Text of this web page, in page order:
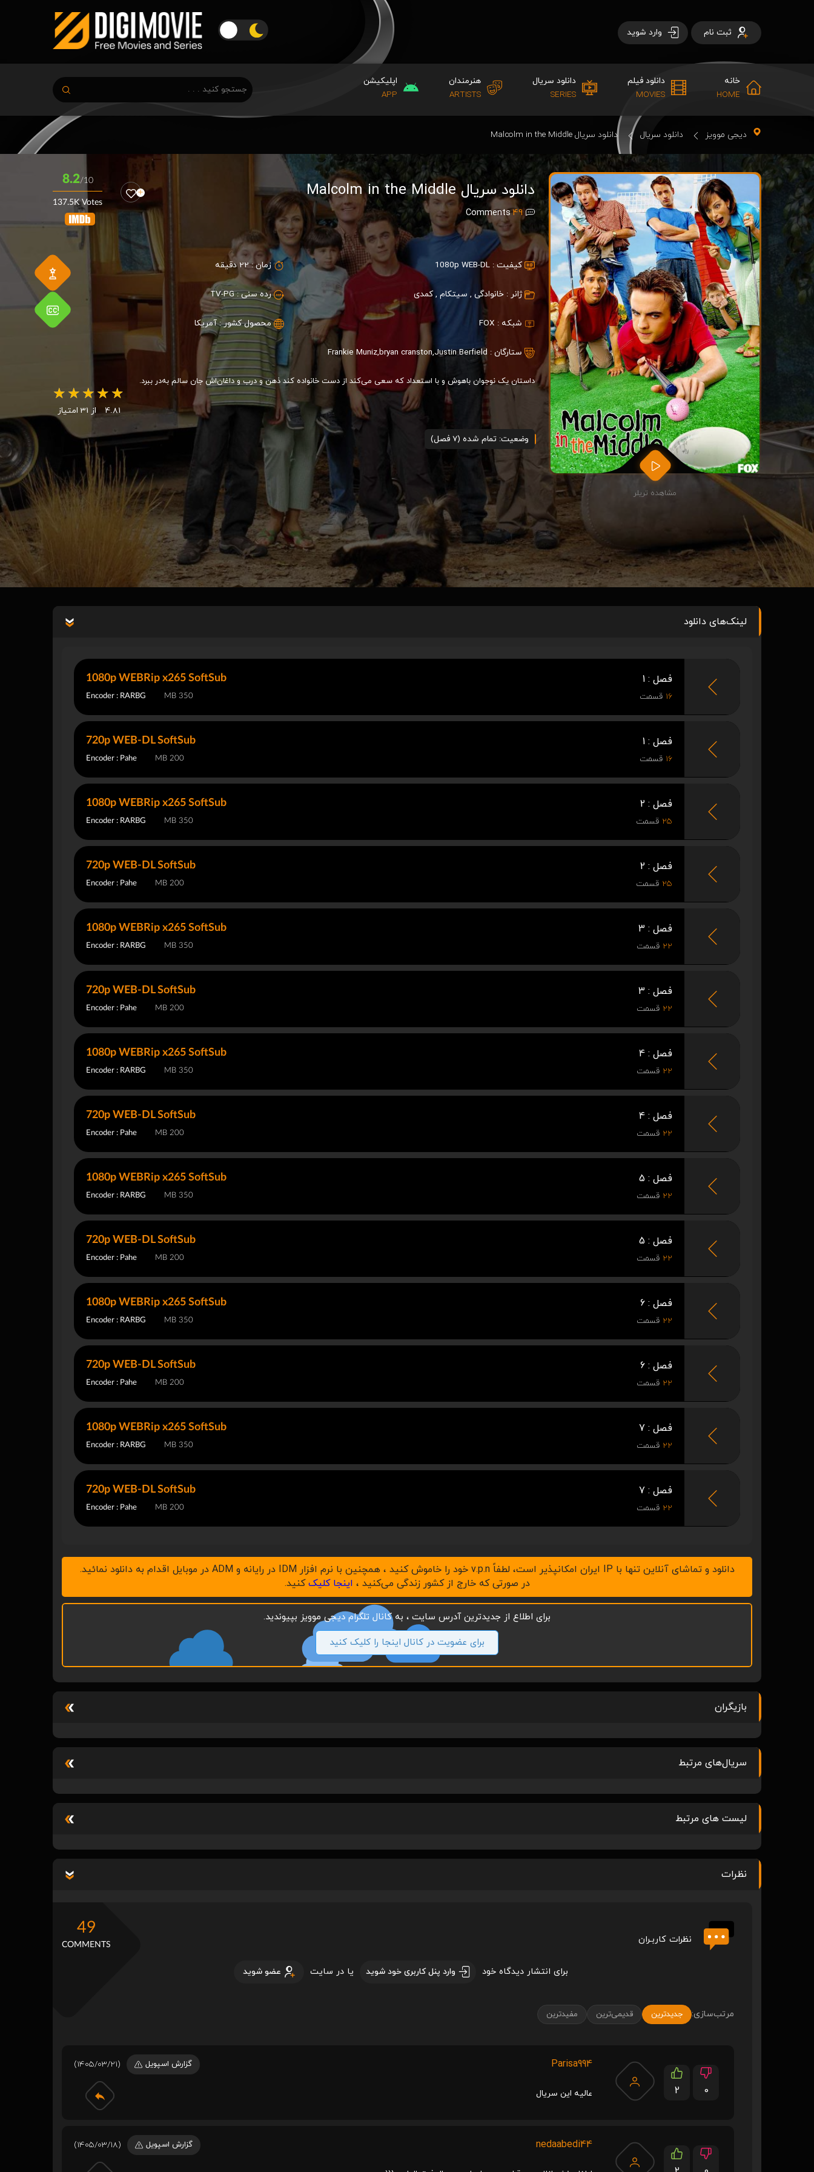
ثبت نام وارد شوید
خانه
HOME
دانلود فیلم
MOVIES
دانلود سریال
SERIES
هنرمندان
ARTISTS
اپلیکیشن
APP
دیجی موویز دانلود سریال دانلود سریال Malcolm in the Middle
مشاهده تریلر
8.2/10
137.5K Votes
دانلود سریال Malcolm in the Middle
49
Comments
کیفیت : 1080p WEB-DL زمان : 22 دقیقه
ژانر : خانوادگی , سیتکام ,کمدی رده سنی : TV-PG
شبکه : FOX محصول کشور : آمریکا
ستارگان : Frankie Muniz,bryan cranston,Justin Berfield
داستان یک نوجوان باهوش و با استعداد که سعی می‌کند از دست خانواده کند ذهن و درب و داغان‌اش جان سالم به‌در ببرد.
4.81 از 31 امتیاز
وضعیت: تمام شده (7 فصل)
لینک‌های دانلود
فصل : 1
16 قسمت
1080p WEBRip x265 SoftSub
Encoder : RARBG 350 MB
فصل : 1
16 قسمت
720p WEB-DL SoftSub
Encoder : Pahe 200 MB
فصل : 2
25 قسمت
1080p WEBRip x265 SoftSub
Encoder : RARBG 350 MB
فصل : 2
25 قسمت
720p WEB-DL SoftSub
Encoder : Pahe 200 MB
فصل : 3
22 قسمت
1080p WEBRip x265 SoftSub
Encoder : RARBG 350 MB
فصل : 3
22 قسمت
720p WEB-DL SoftSub
Encoder : Pahe 200 MB
فصل : 4
22 قسمت
1080p WEBRip x265 SoftSub
Encoder : RARBG 350 MB
فصل : 4
22 قسمت
720p WEB-DL SoftSub
Encoder : Pahe 200 MB
فصل : 5
22 قسمت
1080p WEBRip x265 SoftSub
Encoder : RARBG 350 MB
فصل : 5
22 قسمت
720p WEB-DL SoftSub
Encoder : Pahe 200 MB
فصل : 6
22 قسمت
1080p WEBRip x265 SoftSub
Encoder : RARBG 350 MB
فصل : 6
22 قسمت
720p WEB-DL SoftSub
Encoder : Pahe 200 MB
فصل : 7
22 قسمت
1080p WEBRip x265 SoftSub
Encoder : RARBG 350 MB
فصل : 7
22 قسمت
720p WEB-DL SoftSub
Encoder : Pahe 200 MB
دانلود و تماشای آنلاین تنها با IP ایران امکانپذیر است، لطفاً v.p.n خود را خاموش کنید ، همچنین با نرم افزار IDM در رایانه و ADM در موبایل اقدام به دانلود نمائید.
در صورتی که خارج از کشور زندگی می‌کنید ، اینجا کلیککنید.
برای اطلاع از جدیدترین آدرس سایت ، به کانال تلگرام دیجی موویز بپیوندید.
برای عضویت در کانال اینجا را کلیک کنید
بازیگران
سریال‌های مرتبط
لیست های مرتبط
نظرات
نظرات کاربـران
49
COMMENTS
برای انتشار دیدگاه خود وارد پنل کاربری خود شوید یا در سایت عضو شوید
مرتب‌سازی: جدیدترین قدیمی‌ترین مفیدترین
2 0
Parisa994 گزارش اسپویل (1405/03/21)
عالیه این سریال
nedaabedi44 گزارش اسپویل (1405/03/18)